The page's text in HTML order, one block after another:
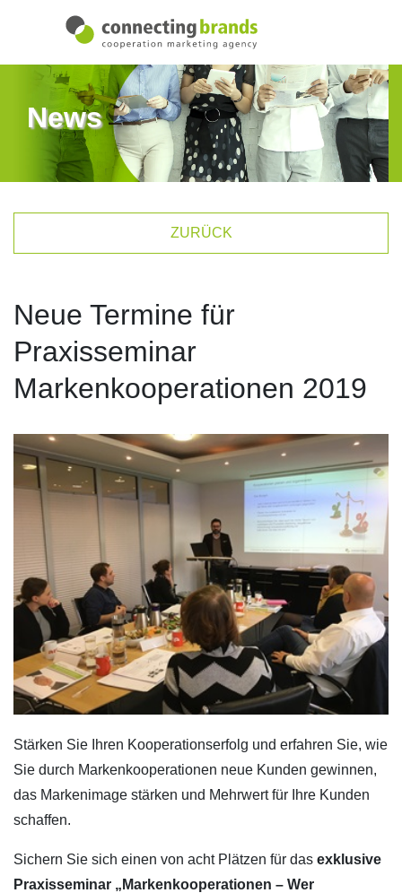
News
ZURÜCK
Neue Termine für
Praxisseminar
Markenkooperationen 2019
Stärken Sie Ihren Kooperationserfolg und erfahren Sie, wie
Sie durch Markenkooperationen neue Kunden gewinnen,
das Markenimage stärken und Mehrwert für Ihre Kunden
schaffen.
Sichern Sie sich einen von acht Plätzen für das exklusive
Praxisseminar „Markenkooperationen – Wer